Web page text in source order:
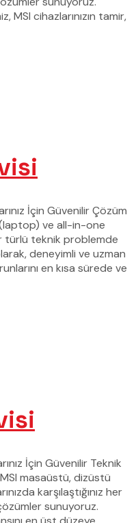
MSI cihazlarınızın tamir,
İçin Güvenilir Çözüm
(laptop) ve all-in-one
türlü teknik problemde
deneyimli ve uzman
en kısa sürede ve
İçin Güvenilir Teknik
masaüstü, dizüstü
karşılaştığınız her
sunuyoruz.